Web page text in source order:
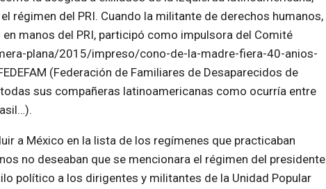
régimen del PRI. Cuando la militante de derechos humanos,
manos del PRI, participó como impulsora del Comité
plana/2015/impreso/cono-de-la-madre-fiera-40-anios-
(Federación de Familiares de Desaparecidos de
sus compañeras latinoamericanas como ocurría entre
a México en la lista de los regímenes que practicaban
no deseaban que se mencionara el régimen del presidente
político a los dirigentes y militantes de la Unidad Popular